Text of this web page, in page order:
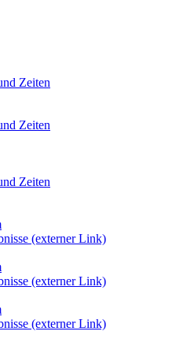
Zeiten
Zeiten
Zeiten
(externer Link)
(externer Link)
(externer Link)